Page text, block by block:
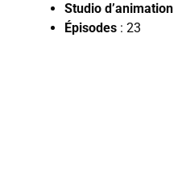
Studio d’animation
Épisodes : 23